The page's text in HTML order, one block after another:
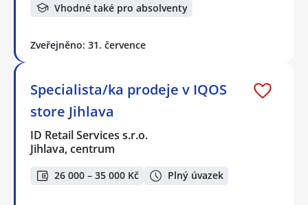
Vhodné také pro absolventy
Zveřejněno: 31. července
Specialista/ka prodeje v IQOS
store Jihlava
ID Retail Services s.r.o.
Jihlava, centrum
26 000 – 35 000 Kč Plný úvazek